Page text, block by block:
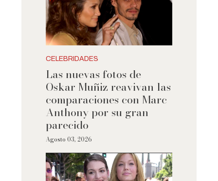
CELEBRIDADES
Las nuevas fotos de
Oskar Muñiz reavivan las
comparaciones con Marc
Anthony por su gran
parecido
Agosto 03, 2026